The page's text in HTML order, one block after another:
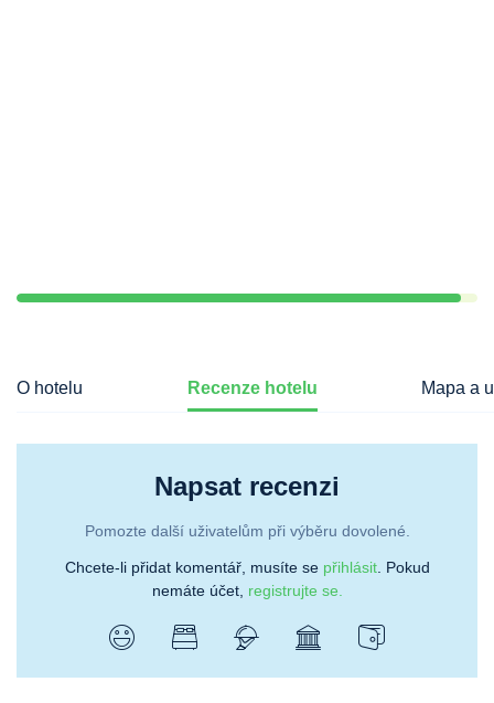
O hotelu Recenze hotelu Mapa a
Napsat recenzi
Pomozte další uživatelům při výběru dovolené.
Chcete-li přidat komentář, musíte se přihlásit. Pokud
nemáte účet, registrujte se.